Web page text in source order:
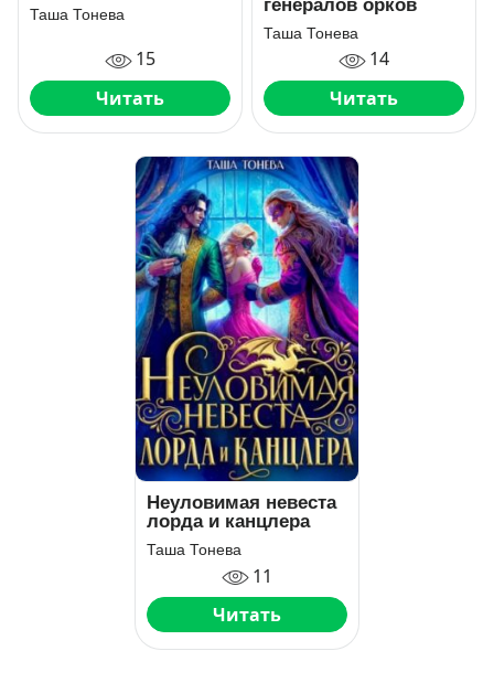
Таша Тонева
15
Читать
генералов орков
Таша Тонева
14
Читать
Неуловимая невеста
лорда и канцлера
Таша Тонева
11
Читать